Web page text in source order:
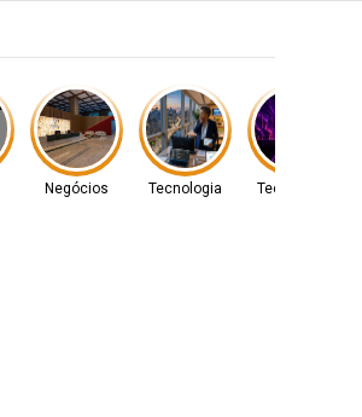
Negócios Tecnologia Tecnologia